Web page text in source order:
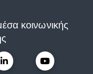
κοινωνικής